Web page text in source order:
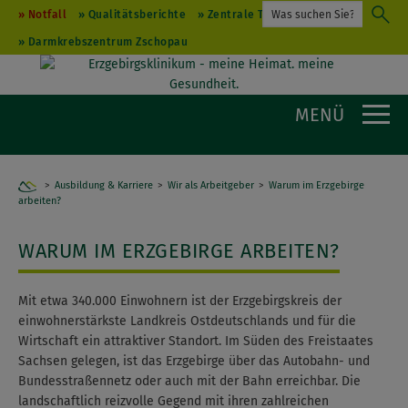
Notfall Qualitätsberichte Zentrale Terminvergabe
Darmkrebszentrum Zschopau
MENÜ
Home
Ausbildung & Karriere Wir als Arbeitgeber
Warum im Erzgebirge
arbeiten?
WARUM IM ERZGEBIRGE ARBEITEN?
Mit etwa 340.000 Einwohnern ist der Erzgebirgskreis der
einwohnerstärkste Landkreis Ostdeutschlands und für die
Wirtschaft ein attraktiver Standort. Im Süden des Freistaates
Sachsen gelegen, ist das Erzgebirge über das Autobahn- und
Bundesstraßennetz oder auch mit der Bahn erreichbar. Die
landschaftlich reizvolle Gegend mit ihren zahlreichen